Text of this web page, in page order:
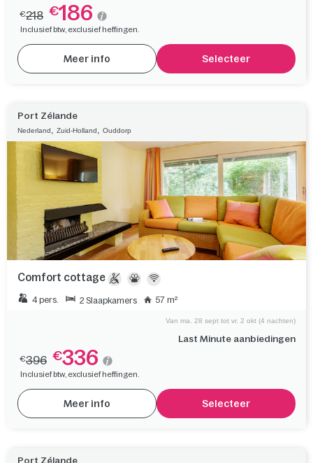
€218 €186
Inclusief btw, exclusief heffingen.
Meer info Selecteer
Port Zélande
Nederland Zuid-Holland Ouddorp
Comfort cottage
4 pers. 2 Slaapkamers 57 m²
Last Minute aanbiedingen
Van ma. 28 sept tot vr. 2 okt (4 nachten)
€396 €336
Inclusief btw, exclusief heffingen.
Meer info Selecteer
Port Zélande